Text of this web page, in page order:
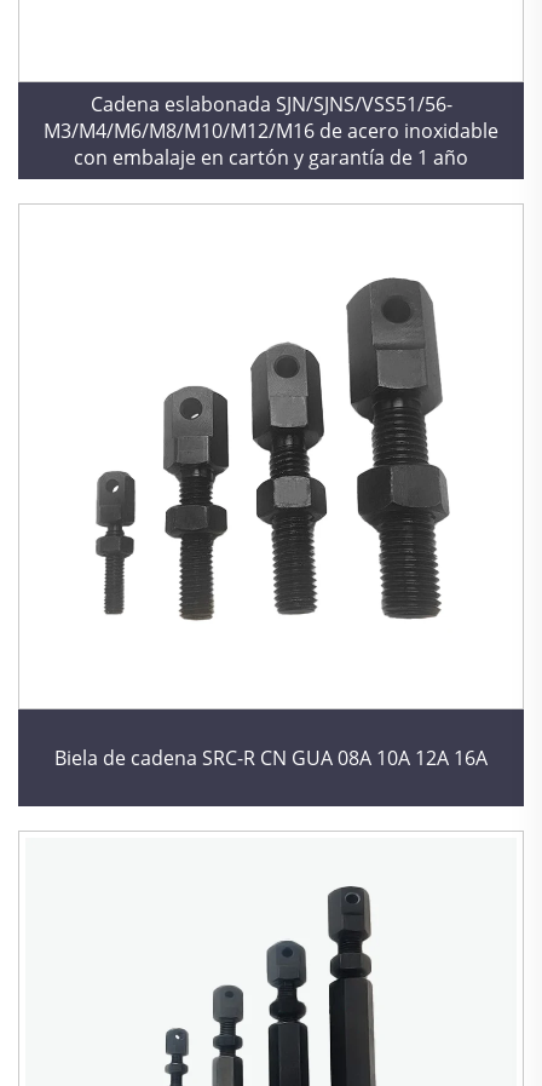
Cadena eslabonada SJN/SJNS/VSS51/56-
M3/M4/M6/M8/M10/M12/M16 de acero inoxidable
con embalaje en cartón y garantía de 1 año
Biela de cadena SRC-R CN GUA 08A 10A 12A 16A